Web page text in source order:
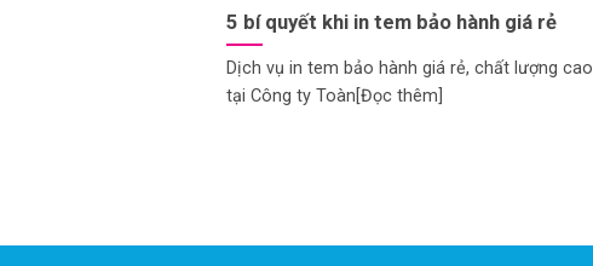
5 bí quyết khi in tem bảo hành giá rẻ
Dịch vụ in tem bảo hành giá rẻ, chất lượng cao
tại Công ty Toàn[Đọc thêm]